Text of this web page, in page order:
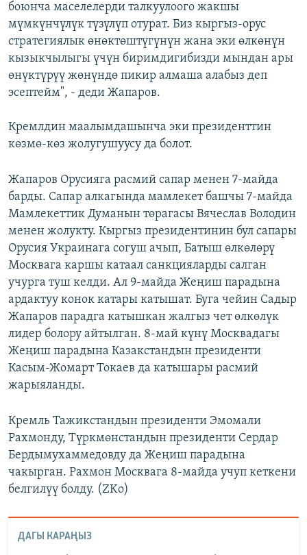
боюнча маселелерди талкуулоого жакшы
мүмкүнчүлүк түзүлүп отурат. Биз кыргыз-орус
стратегиялык өнөктөштүгүнүн жана эки өлкөнүн
кызыкчылыгы үчүн биримдигибизди мындан ары
өнүктүрүү жөнүндө пикир алмаша алабыз деп
эсептейм", - деди Жапаров.
Кремлдин маалымдашынча эки президенттин
көзмө-көз жолугушуусу да болот.
Жапаров Орусияга расмий сапар менен 7-майда
барды. Сапар алкагында мамлекет башчы 7-майда
Мамлекеттик Думанын төрагасы Вячеслав Володин
менен жолукту. Кыргыз президентинин бул сапары
Орусия Украинага согуш ачып, Батыш өлкөлөрү
Москвага каршы катаал санкцияларды салган
учурга туш келди. Ал 9-майда Жеңиш парадына
ардактуу конок катары катышат. Буга чейин Садыр
Жапаров парадга катышкан жалгыз чет өлкөлүк
лидер болору айтылган. 8-май күнү Москвадагы
Жеңиш парадына Казакстандын президенти
Касым-Жомарт Токаев да катышары расмий
жарыяланды.
Кремль Тажикстандын президенти Эмомали
Рахмонду, Түркмөнстандын президенти Сердар
Бердымухаммедовду да Жеңиш парадына
чакырган. Рахмон Москвага 8-майда учуп кеткени
белгилүү болду. (ZKo)
ДАГЫ КАРАҢЫЗ